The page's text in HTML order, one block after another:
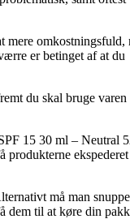
mere omkostningsfuld,
er betinget af at du
du skal bruge varen
15 30 ml – Neutral
produkterne
må man
dem til at køre din